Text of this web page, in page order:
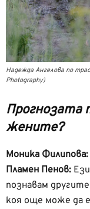
Надежда Ангелова по
Photography)
Прогнозата
жените?
Моника Филипова:
Пламен Пенов:
познавам
коя още може да